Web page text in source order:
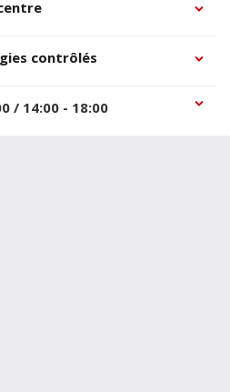
contrôlés
/ 14:00 - 18:00